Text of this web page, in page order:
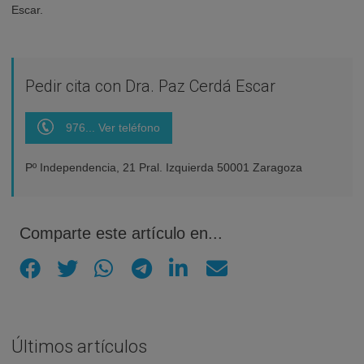
Escar.
Pedir cita con Dra. Paz Cerdá Escar
976... Ver teléfono
Pº Independencia, 21 Pral. Izquierda 50001 Zaragoza
Comparte este artículo en...
Últimos artículos